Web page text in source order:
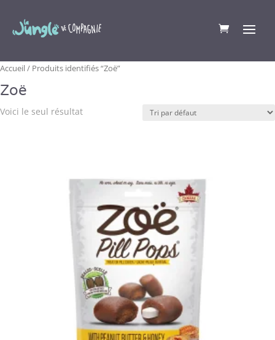
Accueil/ Produits identifiés “Zoë”
Zoë
Voici le seul résultat